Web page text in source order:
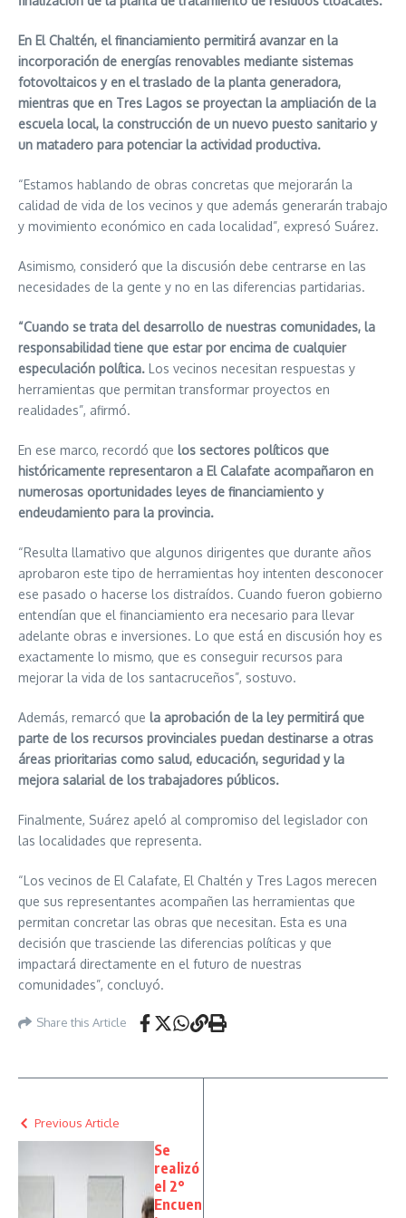
En El Chaltén, el financiamiento permitirá avanzar en la
incorporación de energías renovables mediante sistemas
fotovoltaicos y en el traslado de la planta generadora,
mientras que en Tres Lagos se proyectan la ampliación de la
escuela local, la construcción de un nuevo puesto sanitario y
un matadero para potenciar la actividad productiva.
“Estamos hablando de obras concretas que mejorarán la
calidad de vida de los vecinos y que además generarán trabajo
y movimiento económico en cada localidad”, expresó Suárez.
Asimismo, consideró que la discusión debe centrarse en las
necesidades de la gente y no en las diferencias partidarias.
“Cuando se trata del desarrollo de nuestras comunidades, la
responsabilidad tiene que estar por encima de cualquier
especulación política. Los vecinos necesitan respuestas y
herramientas que permitan transformar proyectos en
realidades”, afirmó.
En ese marco, recordó que los sectores políticos que
históricamente representaron a El Calafate acompañaron en
numerosas oportunidades leyes de financiamiento y
endeudamiento para la provincia.
“Resulta llamativo que algunos dirigentes que durante años
aprobaron este tipo de herramientas hoy intenten desconocer
ese pasado o hacerse los distraídos. Cuando fueron gobierno
entendían que el financiamiento era necesario para llevar
adelante obras e inversiones. Lo que está en discusión hoy es
exactamente lo mismo, que es conseguir recursos para
mejorar la vida de los santacruceños”, sostuvo.
Además, remarcó que la aprobación de la ley permitirá que
parte de los recursos provinciales puedan destinarse a otras
áreas prioritarias como salud, educación, seguridad y la
mejora salarial de los trabajadores públicos.
Finalmente, Suárez apeló al compromiso del legislador con
las localidades que representa.
“Los vecinos de El Calafate, El Chaltén y Tres Lagos merecen
que sus representantes acompañen las herramientas que
permitan concretar las obras que necesitan. Esta es una
decisión que trasciende las diferencias políticas y que
impactará directamente en el futuro de nuestras
comunidades”, concluyó.
Share this Article
Previous Article
Se
realizó
el 2°
Encuen